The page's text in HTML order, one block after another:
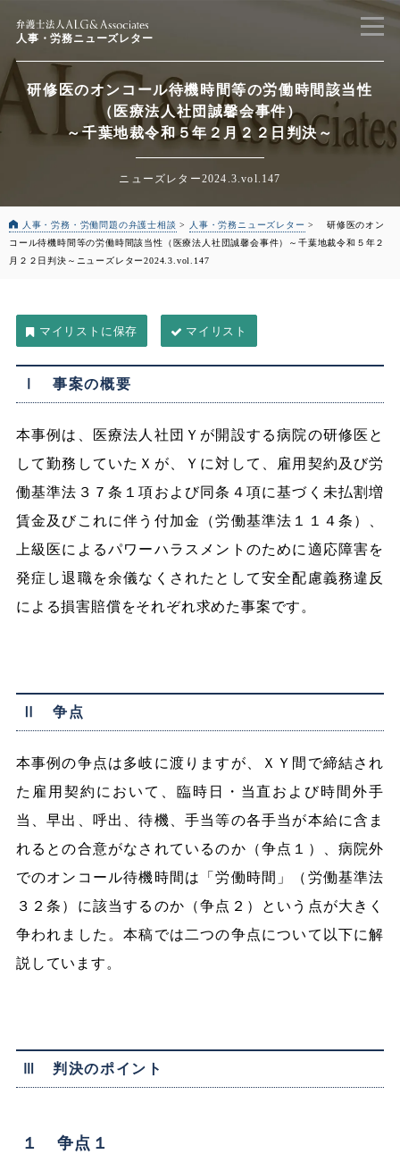
人事・労務ニューズレター
研修医のオンコール待機時間等の労働時間該当性
（医療法人社団誠馨会事件）
～千葉地裁令和５年２月２２日判決～
ニューズレター2024.3.vol.147
人事・労務・労働問題の弁護士相談 > 人事・労務ニューズレター >
研修医のオン
コール待機時間等の労働時間該当性（医療法人社団誠馨会事件）
～千葉地裁令和５年２
月２２日判決～ ニューズレター2024.3.vol.147
マイリスト
Ⅰ 事案の概要
本事例は、医療法人社団Ｙが開設する病院の研修医と
して勤務していたＸが、Ｙに対して、雇用契約及び労
働基準法３７条１項および同条４項に基づく未払割増
賃金及びこれに伴う付加金（労働基準法１１４条）、
上級医によるパワーハラスメントのために適応障害を
発症し退職を余儀なくされたとして安全配慮義務違反
による損害賠償をそれぞれ求めた事案です。
Ⅱ 争点
本事例の争点は多岐に渡りますが、ＸＹ間で締結され
た雇用契約において、臨時日・当直および時間外手
当、早出、呼出、待機、手当等の各手当が本給に含ま
れるとの合意がなされているのか（争点１）、病院外
でのオンコール待機時間は「労働時間」（労働基準法
３２条）に該当するのか（争点２）という点が大きく
争われました。本稿では二つの争点について以下に解
説しています。
Ⅲ 判決のポイント
１ 争点１